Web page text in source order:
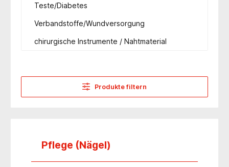
Teste/Diabetes
Verbandstoffe/Wundversorgung
chirurgische Instrumente / Nahtmaterial
Produkte filtern
Pflege (Nägel)